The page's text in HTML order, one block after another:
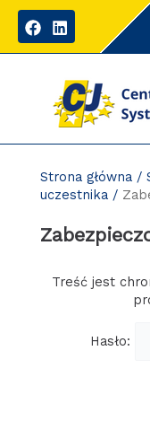
Przejdź
zawartości
Strona główna/
uczestnika/
Treść jest
Hasło: